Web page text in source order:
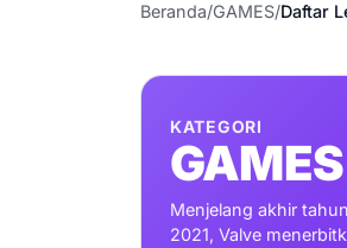
Beranda/GAMES/Daftar
KATEGORI
GAMES
Menjelang akhir tahun
2021, Valve